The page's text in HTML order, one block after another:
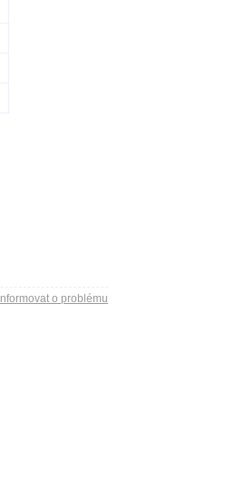
Informovat o problému